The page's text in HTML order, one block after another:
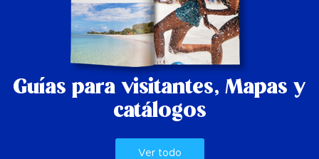
Guías para visitantes, Mapas y
catálogos
Ver todo